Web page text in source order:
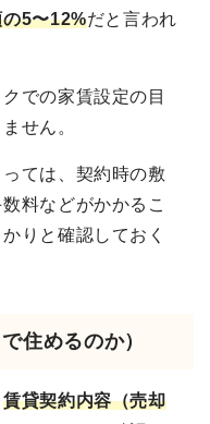
5〜12%だと言われ
での家賃設定の目
せん。
ては、契約時の敷
料などがかかるこ
りと確認しておく
住めるのか）
賃貸契約内容（売却